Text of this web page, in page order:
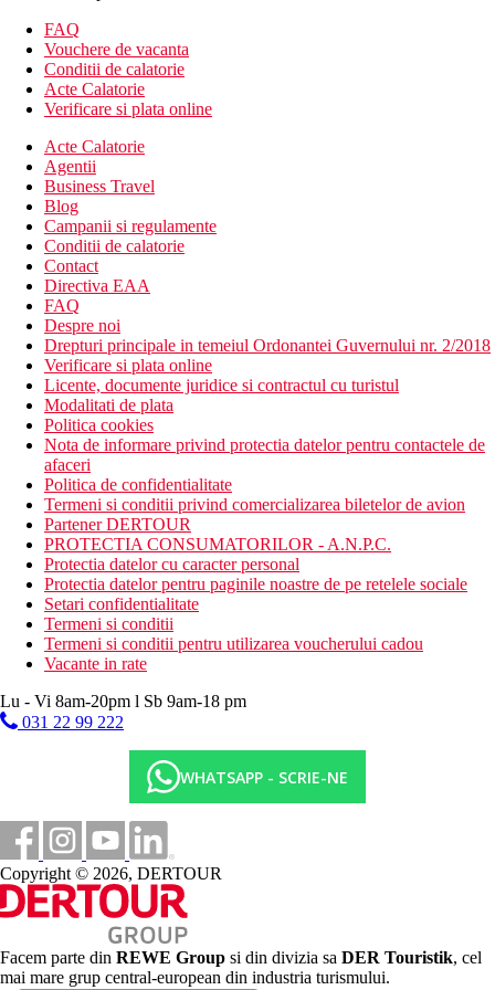
fier de calcat
living si dormitor separat
set cafea/ceai
balcon
cca 62 m2
living cu dormitor separat
echipata similar cu cea standard
Descrierea hotelului
Hotelul renovat in 2024 dispune de:
143 camere
mini market
parcare (contra cost)
receptie deschisa nonstop cu hol
WiFi (gratuit)
servicii de spalatorie
2 sali de conferinte
Descrierea plajei
plaja stancoasa si cu pietris
sezlonguri si umbrele (contra cost)
Activitati sportive gratuite
3 piscine, inclusiv apa dulce, apa sarata si o piscina
separata numai pentru adulti (18+)
Sala de fitness
aquapark (deschidere planificata in aprilie 2025)
spectacole de seara si muzica live
cinema in aer liber
sala de jocuri
mini club
Activitati sportive contra cost
zona SPA (masaje, solar, sauna, tratamente)
sporturi nautice
tenis
teren de golf
teren de fotbal
Dieta
All Inclusive (AI) – mic dejun, pranz, cina tip bufet, intre
mese in timpul zilei, gustari, cafea, ceai, prajitura.
Bauturile alcoolice si racoritoare locale sunt disponibile
gratuit in anumite ore si in anumite baruri.
FAQ
Vouchere de vacanta
Conditii de calatorie
Acte Calatorie
Verificare si plata online
Acte Calatorie
Agentii
Business Travel
Blog
Campanii si regulamente
Conditii de calatorie
Contact
Directiva EAA
FAQ
Despre noi
Drepturi principale in temeiul Ordonantei Guvernului nr. 2/2018
Verificare si plata online
Licente, documente juridice si contractul cu turistul
Modalitati de plata
Politica cookies
Nota de informare privind protectia datelor pentru contactele de
afaceri
Politica de confidentialitate
Termeni si conditii privind comercializarea biletelor de avion
Partener DERTOUR
PROTECTIA CONSUMATORILOR - A.N.P.C.
Protectia datelor cu caracter personal
Protectia datelor pentru paginile noastre de pe retelele sociale
Setari confidentialitate
Termeni si conditii
Termeni si conditii pentru utilizarea voucherului cadou
Vacante in rate
Lu - Vi 8am-20pm l Sb 9am-18 pm
031 22 99 222
WHATSAPP - SCRIE-NE
Copyright © 2026, DERTOUR
Facem parte din REWE Group si din divizia sa DER Touristik, cel
mai mare grup central-european din industria turismului.